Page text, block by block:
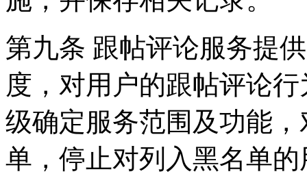
第九条 跟帖评论服务提
度，对用户的跟帖评论
级确定服务范围及功能
单，停止对列入黑名单